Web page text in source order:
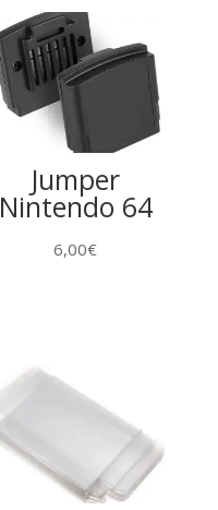
Jumper
Nintendo 64
6,00€